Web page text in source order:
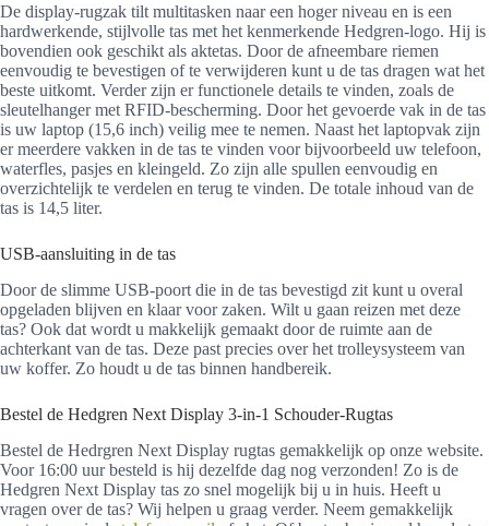
De display-rugzak tilt multitasken naar een hoger niveau en is een
hardwerkende, stijlvolle tas met het kenmerkende Hedgren-logo. Hij is
bovendien ook geschikt als aktetas. Door de afneembare riemen
eenvoudig te bevestigen of te verwijderen kunt u de tas dragen wat het
beste uitkomt. Verder zijn er functionele details te vinden, zoals de
sleutelhanger met RFID-bescherming. Door het gevoerde vak in de tas
is uw laptop (15,6 inch) veilig mee te nemen. Naast het laptopvak zijn
er meerdere vakken in de tas te vinden voor bijvoorbeeld uw telefoon,
waterfles, pasjes en kleingeld. Zo zijn alle spullen eenvoudig en
overzichtelijk te verdelen en terug te vinden. De totale inhoud van de
tas is 14,5 liter.
USB-aansluiting in de tas
Door de slimme USB-poort die in de tas bevestigd zit kunt u overal
opgeladen blijven en klaar voor zaken. Wilt u gaan reizen met deze
tas? Ook dat wordt u makkelijk gemaakt door de ruimte aan de
achterkant van de tas. Deze past precies over het trolleysysteem van
uw koffer. Zo houdt u de tas binnen handbereik.
Bestel de Hedgren Next Display 3-in-1 Schouder-Rugtas
Bestel de Hedrgren Next Display rugtas gemakkelijk op onze website.
Voor 16:00 uur besteld is hij dezelfde dag nog verzonden! Zo is de
Hedgren Next Display tas zo snel mogelijk bij u in huis. Heeft u
vragen over de tas? Wij helpen u graag verder. Neem gemakkelijk